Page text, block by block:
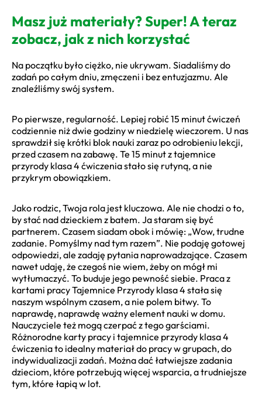
Masz już materiały? Super! A teraz
zobacz, jak z nich korzystać
Na początku było ciężko, nie ukrywam. Siadaliśmy do
zadań po całym dniu, zmęczeni i bez entuzjazmu. Ale
znaleźliśmy swój system.
Po pierwsze, regularność. Lepiej robić 15 minut ćwiczeń
codziennie niż dwie godziny w niedzielę wieczorem. U nas
sprawdził się krótki blok nauki zaraz po odrobieniu lekcji,
przed czasem na zabawę. Te 15 minut z tajemnice
przyrody klasa 4 ćwiczenia stało się rutyną, a nie
przykrym obowiązkiem.
Jako rodzic, Twoja rola jest kluczowa. Ale nie chodzi o to,
by stać nad dzieckiem z batem. Ja staram się być
partnerem. Czasem siadam obok i mówię: „Wow, trudne
zadanie. Pomyślmy nad tym razem”. Nie podaję gotowej
odpowiedzi, ale zadaję pytania naprowadzające. Czasem
nawet udaję, że czegoś nie wiem, żeby on mógł mi
wytłumaczyć. To buduje jego pewność siebie. Praca z
kartami pracy Tajemnice Przyrody klasa 4 stała się
naszym wspólnym czasem, a nie polem bitwy. To
naprawdę, naprawdę ważny element nauki w domu.
Nauczyciele też mogą czerpać z tego garściami.
Różnorodne karty pracy i tajemnice przyrody klasa 4
ćwiczenia to idealny materiał do pracy w grupach, do
indywidualizacji zadań. Można dać łatwiejsze zadania
dzieciom, które potrzebują więcej wsparcia, a trudniejsze
tym, które łapią w lot.